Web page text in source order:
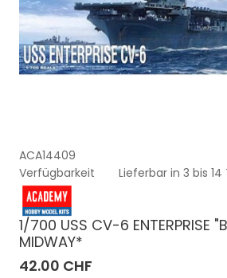
ACA14409
Verfügbarkeit
Lieferbar in 3 bis 14
1/700 USS CV-6 ENTERPRISE
MIDWAY*
42.00 CHF